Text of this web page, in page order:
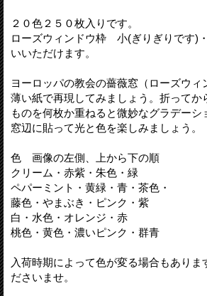
２０色２５０枚入りです。
ローズウィンドウ枠 小(ぎりぎりです)
いいただけます。
ヨーロッパの教会の薔薇窓（ローズウィ
薄い紙で再現してみましょう。折ってか
ものを何枚か重ねると微妙なグラデーシ
窓辺に貼って光と色を楽しみましょう。
色 画像の左側、上から下の順
クリーム・赤紫・朱色・緑
ペパーミント・黄緑・青・茶色・
藤色・やまぶき・ピンク・紫
白・水色・オレンジ・赤
桃色・黄色・濃いピンク・群青
入荷時期によって色が変る場合もありま
ださいませ。